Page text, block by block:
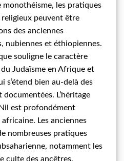
monothéisme, les pratiques
peuvent être
des anciennes
nubiennes et éthiopiennes.
souligne le caractère
Judaïsme en Afrique et
s’étend bien au-delà des
L’héritage
est profondément
Les anciennes
nombreuses pratiques
notamment les
culte des ancêtres.